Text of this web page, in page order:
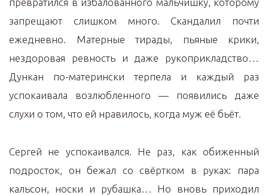
запрещают слишком много. Скандалил почти
ежедневно. Матерные тирады, пьяные крики,
нездоровая ревность и даже рукоприкладство…
Дункан по-матерински терпела и каждый раз
успокаивала возлюбленного — появились даже
слухи о том, что ей нравилось, когда муж её бьёт.
Сергей не успокаивался. Не раз, как обиженный
подросток, он бежал со свёртком в руках: пара
кальсон, носки и рубашка… Но вновь приходил